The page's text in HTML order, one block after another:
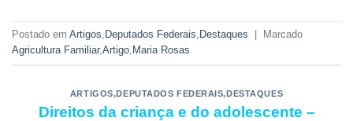
Postado em Artigos, Deputados Federais, Destaques
Marcado
Agricultura Familiar,Artigo, Maria Rosas
ARTIGOS,DEPUTADOS FEDERAIS,DESTAQUES
Direitos da criança e do adolescente –